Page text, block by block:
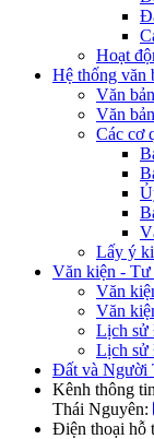
Hoạt
Hệ thống văn
Văn
Văn
Các cơ
Lấy ý
Văn kiện - Tư
Văn
Văn
Lịch sử
Lịch sử
Đất và Người
Kênh thông
Thái Nguyên:
Điện thoại hỗ